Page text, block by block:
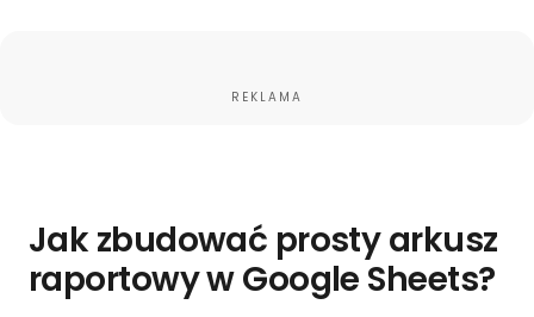
REKLAMA
Jak zbudować prosty arkusz
raportowy w Google Sheets?